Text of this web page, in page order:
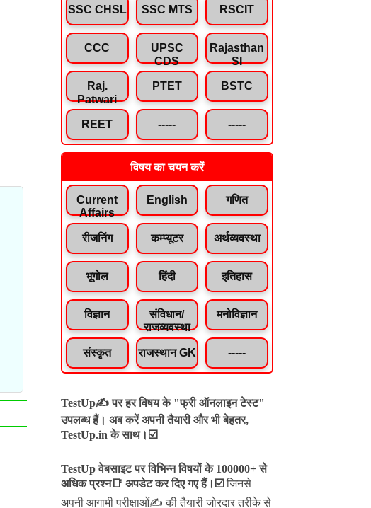
SSC CHSL SSC MTS RSCIT
CCC
UPSC
CDS
Rajasthan
SI
Raj.
Patwari
PTET BSTC
REET ----- -----
विषय का चयन करें
Current
Affairs
English गणित
रीजनिंग कम्प्यूटर अर्थव्यवस्था
भूगोल हिंदी इतिहास
विज्ञान
संविधान/
राजव्यवस्था
मनोविज्ञान
संस्कृत राजस्थान GK -----
TestUp✍️ पर हर विषय के "फ्री ऑनलाइन टेस्ट"
उपलब्ध हैं। अब करें अपनी तैयारी और भी बेहतर,
TestUp.in के साथ।☑️
TestUp वेबसाइट पर विभिन्न विषयों के 100000+ से
अधिक प्रश्न📑 अपडेट कर दिए गए हैं। ☑️ जिनसे
अपनी आगामी परीक्षाओं✍️ की तैयारी जोरदार तरीके से